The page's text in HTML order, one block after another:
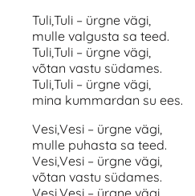
Tuli,Tuli – ürgne vägi,
mulle valgusta sa teed.
Tuli,Tuli – ürgne vägi,
võtan vastu südames.
Tuli,Tuli – ürgne vägi,
mina kummardan su ees.
Vesi,Vesi – ürgne vägi,
mulle puhasta sa teed.
Vesi,Vesi – ürgne vägi,
võtan vastu südames.
Vesi,Vesi – ürgne vägi,